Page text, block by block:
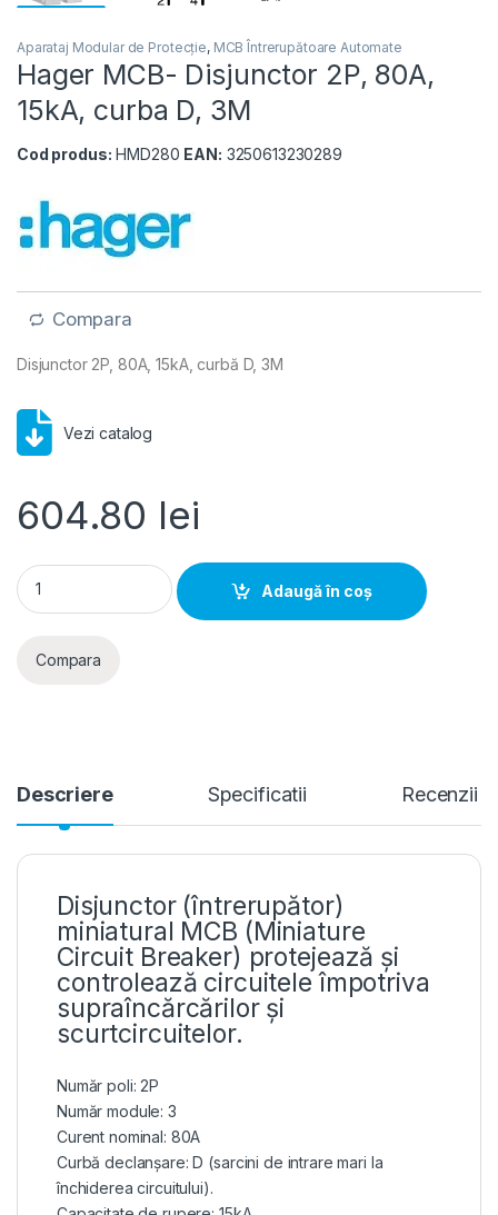
Aparataj Modular de Protecție, MCB Întrerupătoare Automate
Hager MCB- Disjunctor 2P, 80A,
15kA, curba D, 3M
Cod produs: HMD280 EAN: 3250613230289
Compara
Disjunctor 2P, 80A, 15kA, curbă D, 3M
Vezi catalog
604.80 lei
Hager MCB- Disjunctor 2P, 80A, 15kA, curba D, 3M quantity
Adaugă în coș
Compara
Descriere Specificatii Recenzii
Disjunctor (întrerupător)
miniatural MCB (Miniature
Circuit Breaker) protejează și
controlează circuitele împotriva
supraîncărcărilor și
scurtcircuitelor.
Număr poli: 2P
Număr module: 3
Curent nominal: 80A
Curbă declanșare: D (sarcini de intrare mari la
închiderea circuitului).